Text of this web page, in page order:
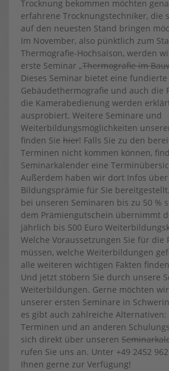
Trocknung bekommen möchten
erfahrene Trocknungstechniker, die
auf den neuesten Stand bringen
Im November, also pünktlich zum
Thermografie-Hochsaison, werden
erste Seminar „Thermografie im
Dieses Seminar bietet eine
Gebäudethermografie und auch die
die Kamerabedienung werden
ausprobiert. Weitere Seminare und
Weiterbildungsmöglichkeiten
finden Sie hier! Falls Sie zu den
Terminen nicht kommen können,
Seminarkalender eine
Außerdem haben wir dort Infos
Bildungsprämie für Sie
bei unseren Seminaren bis zu 50 %
dem Prämiengutschein übernimmt
jährlich bis 500 Euro
Welche Voraussetzungen Sie für die
müssen, welche Weiterbildungen
alle weiteren wichtigen Fakten
Und jetzt stöbern Sie durch unsere
Weiterbildungen. Gerne möchten
unserer ersten Seminare in
es gibt auch zahlreiche
Terminen und an anderen
sich direkt über unseren
rufen Sie uns an. Unter +49 2452
Ihnen gerne zur Verfügung!